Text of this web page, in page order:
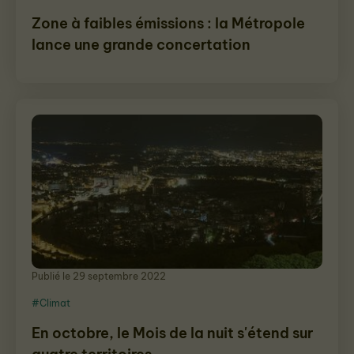
Zone à faibles émissions : la Métropole
lance une grande concertation
En octobre, le Mois de la nuit s'étend sur
Publié le 29 septembre 2022
#Climat